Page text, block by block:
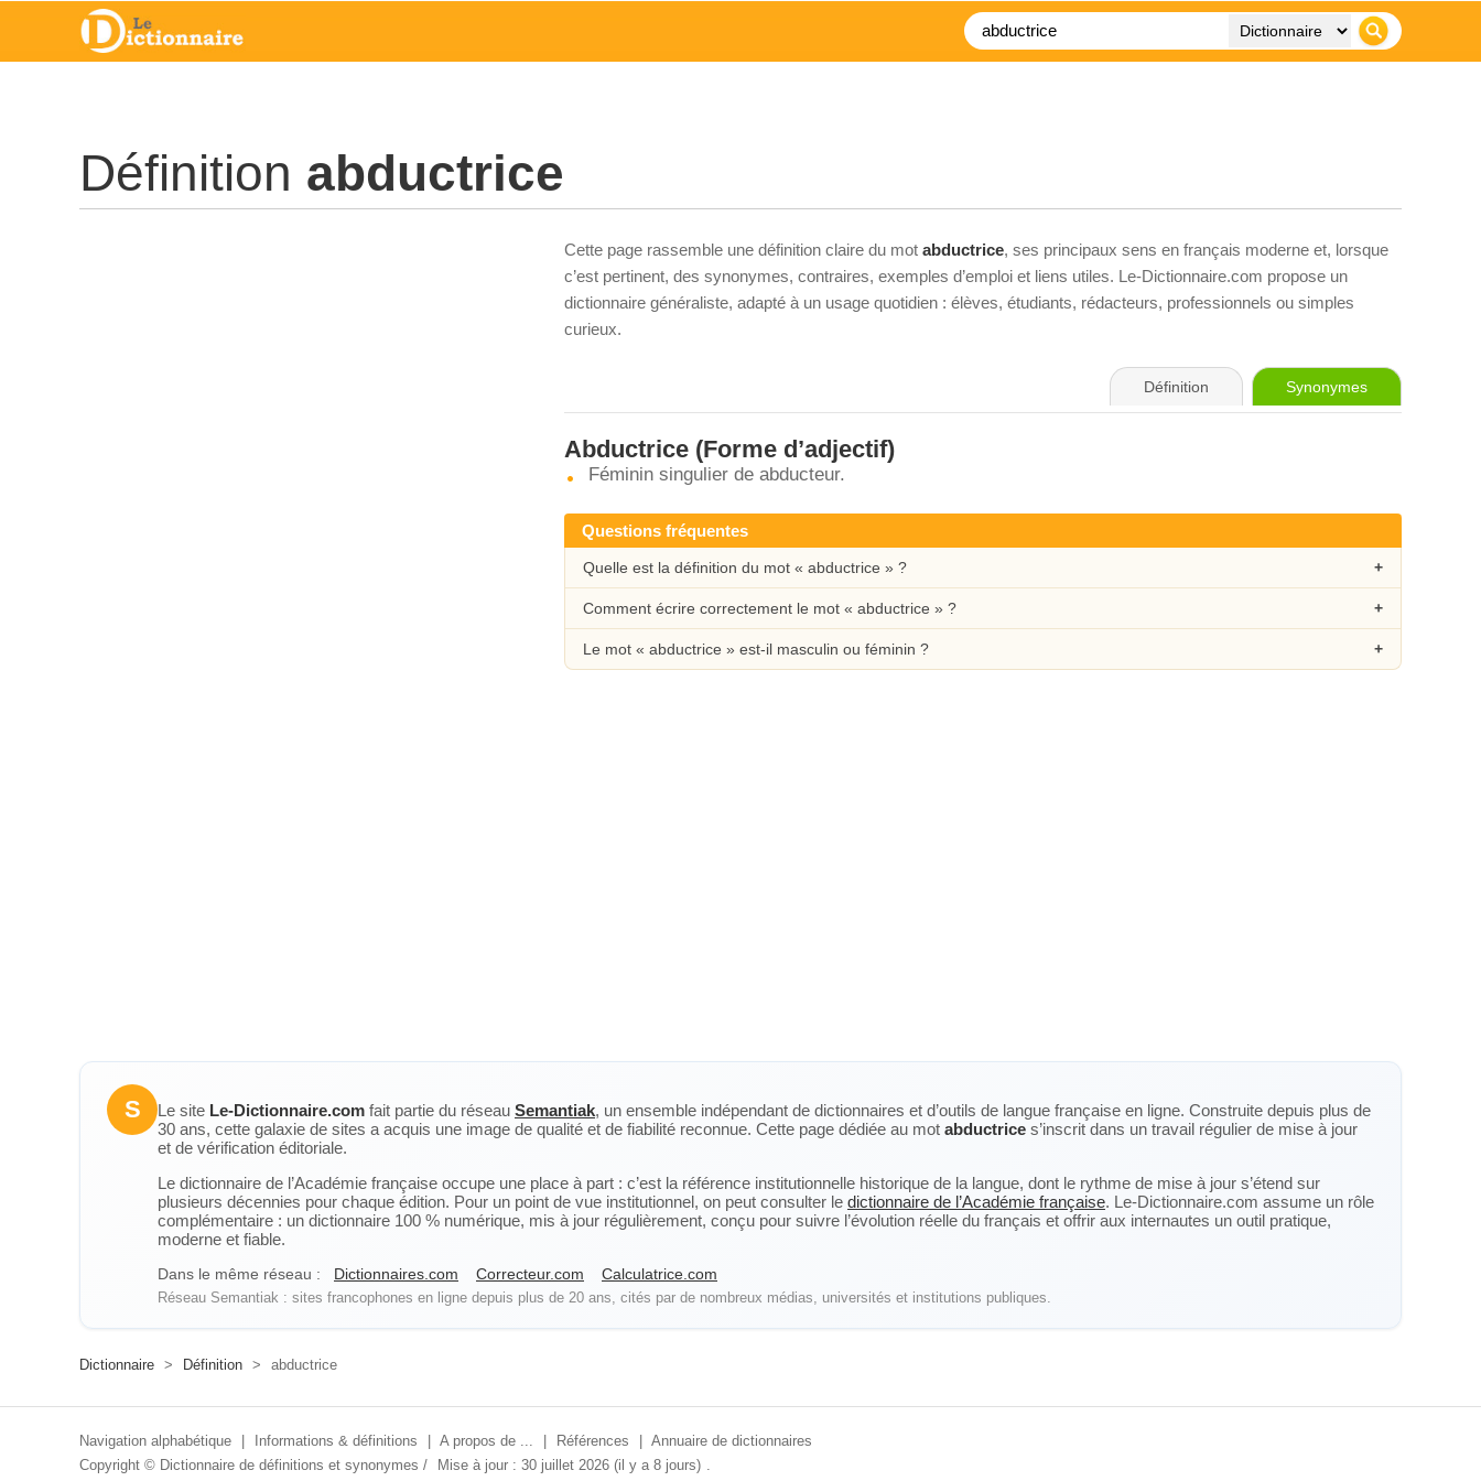
Définition abductrice
Cette page rassemble une définition claire du mot abductrice, ses principaux sens en français moderne et, lorsque
c’est pertinent, des synonymes, contraires, exemples d’emploi et liens utiles. Le-Dictionnaire.com propose un
dictionnaire généraliste, adapté à un usage quotidien : élèves, étudiants, rédacteurs, professionnels ou simples
curieux.
Définition Synonymes
Abductrice (Forme d’adjectif)
Féminin singulier de abducteur.
Questions fréquentes
Quelle est la définition du mot « abductrice » ?
Comment écrire correctement le mot « abductrice » ?
Le mot « abductrice » est-il masculin ou féminin ?
S Le site Le-Dictionnaire.com fait partie du réseau Semantiak, un ensemble indépendant de dictionnaires et d’outils de langue française en ligne. Construite depuis plus de
30 ans, cette galaxie de sites a acquis une image de qualité et de fiabilité reconnue. Cette page dédiée au mot abductrice s’inscrit dans un travail régulier de mise à jour
et de vérification éditoriale.
Le dictionnaire de l’Académie française occupe une place à part : c’est la référence institutionnelle historique de la langue, dont le rythme de mise à jour s’étend sur
plusieurs décennies pour chaque édition. Pour un point de vue institutionnel, on peut consulter le dictionnaire de l’Académie française. Le-Dictionnaire.com assume un rôle
complémentaire : un dictionnaire 100 % numérique, mis à jour régulièrement, conçu pour suivre l’évolution réelle du français et offrir aux internautes un outil pratique,
moderne et fiable.
Dans le même réseau : Dictionnaires.com Correcteur.com Calculatrice.com
Réseau Semantiak : sites francophones en ligne depuis plus de 20 ans, cités par de nombreux médias, universités et institutions publiques.
Dictionnaire > Définition > abductrice
Navigation alphabétique Informations & définitions A propos de ... Références
Annuaire de dictionnaires
Copyright © Dictionnaire de définitions et synonymes / Mise à jour : 30 juillet 2026 (il y a 8 jours) .